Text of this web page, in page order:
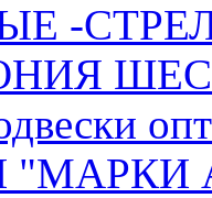
-
"МАРКИ